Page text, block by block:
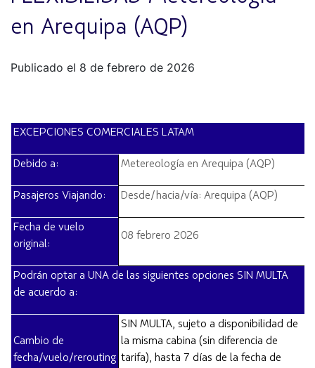
en Arequipa (AQP)
Publicado el 8 de febrero de 2026
EXCEPCIONES COMERCIALES LATAM
Debido a: Metereología en Arequipa (AQP)
Pasajeros Viajando: Desde/hacia/vía: Arequipa (AQP)
Fecha de vuelo
original:
08 febrero 2026
Podrán optar a UNA de las siguientes opciones SIN MULTA
de acuerdo a:
Cambio de
fecha/vuelo/rerouting
SIN MULTA, sujeto a disponibilidad de
la misma cabina (sin diferencia de
tarifa), hasta 7 días de la fecha de